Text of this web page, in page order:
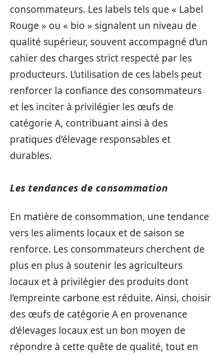
consommateurs. Les labels tels que « Label
Rouge » ou « bio » signalent un niveau de
qualité supérieur, souvent accompagné d’un
cahier des charges strict respecté par les
producteurs. L’utilisation de ces labels peut
renforcer la confiance des consommateurs
et les inciter à privilégier les œufs de
catégorie A, contribuant ainsi à des
pratiques d’élevage responsables et
durables.
Les tendances de consommation
En matière de consommation, une tendance
vers les aliments locaux et de saison se
renforce. Les consommateurs cherchent de
plus en plus à soutenir les agriculteurs
locaux et à privilégier des produits dont
l’empreinte carbone est réduite. Ainsi, choisir
des œufs de catégorie A en provenance
d’élevages locaux est un bon moyen de
répondre à cette quête de qualité, tout en